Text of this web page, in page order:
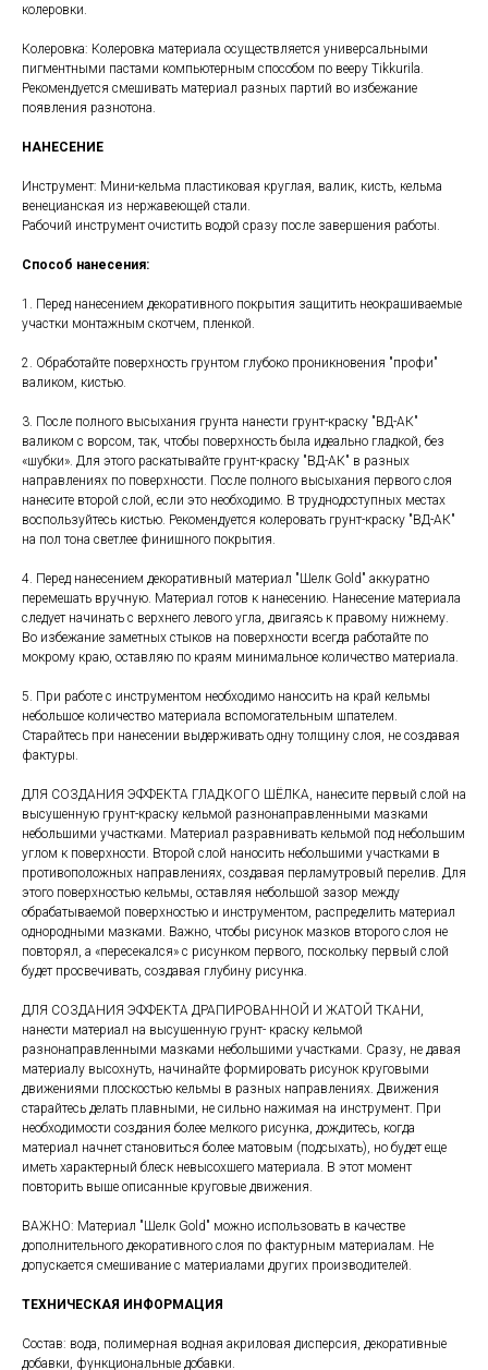
колеровки.
Колеровка: Колеровка материала осуществляется универсальными
пигментными пастами компьютерным способом по вееру Tikkurila.
Рекомендуется смешивать материал разных партий во избежание
появления разнотона.
НАНЕСЕНИЕ
Инструмент: Мини-кельма пластиковая круглая, валик, кисть, кельма
венецианская из нержавеющей стали.
Рабочий инструмент очистить водой сразу после завершения работы.
Способ нанесения:
1. Перед нанесением декоративного покрытия защитить неокрашиваемые
участки монтажным скотчем, пленкой.
2. Обработайте поверхность грунтом глубоко проникновения "профи"
валиком, кистью.
3. После полного высыхания грунта нанести грунт-краску "ВД-АК"
валиком с ворсом, так, чтобы поверхность была идеально гладкой, без
«шубки». Для этого раскатывайте грунт-краску "ВД-АК" в разных
направлениях по поверхности. После полного высыхания первого слоя
нанесите второй слой, если это необходимо. В труднодоступных местах
воспользуйтесь кистью. Рекомендуется колеровать грунт-краску "ВД-АК"
на пол тона светлее финишного покрытия.
4. Перед нанесением декоративный материал "Шелк Gold" аккуратно
перемешать вручную. Материал готов к нанесению. Нанесение материала
следует начинать с верхнего левого угла, двигаясь к правому нижнему.
Во избежание заметных стыков на поверхности всегда работайте по
мокрому краю, оставляю по краям минимальное количество материала.
5. При работе с инструментом необходимо наносить на край кельмы
небольшое количество материала вспомогательным шпателем.
Старайтесь при нанесении выдерживать одну толщину слоя, не создавая
фактуры.
ДЛЯ СОЗДАНИЯ ЭФФЕКТА ГЛАДКОГО ШЁЛКА, нанесите первый слой на
высушенную грунт-краску кельмой разнонаправленными мазками
небольшими участками. Материал разравнивать кельмой под небольшим
углом к поверхности. Второй слой наносить небольшими участками в
противоположных направлениях, создавая перламутровый перелив. Для
этого поверхностью кельмы, оставляя небольшой зазор между
обрабатываемой поверхностью и инструментом, распределить материал
однородными мазками. Важно, чтобы рисунок мазков второго слоя не
повторял, а «пересекался» с рисунком первого, поскольку первый слой
будет просвечивать, создавая глубину рисунка.
ДЛЯ СОЗДАНИЯ ЭФФЕКТА ДРАПИРОВАННОЙ И ЖАТОЙ ТКАНИ,
нанести материал на высушенную грунт- краску кельмой
разнонаправленными мазками небольшими участками. Сразу, не давая
материалу высохнуть, начинайте формировать рисунок круговыми
движениями плоскостью кельмы в разных направлениях. Движения
старайтесь делать плавными, не сильно нажимая на инструмент. При
необходимости создания более мелкого рисунка, дождитесь, когда
материал начнет становиться более матовым (подсыхать), но будет еще
иметь характерный блеск невысохшего материала. В этот момент
повторить выше описанные круговые движения.
ВАЖНО: Материал "Шелк Gold" можно использовать в качестве
дополнительного декоративного слоя по фактурным материалам. Не
допускается смешивание с материалами других производителей.
ТЕХНИЧЕСКАЯ ИНФОРМАЦИЯ
Состав: вода, полимерная водная акриловая дисперсия, декоративные
добавки, функциональные добавки.